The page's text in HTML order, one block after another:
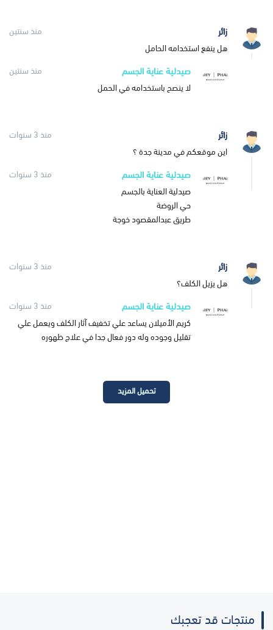
زائر
منذ سنتين
هل ينفع استخدامه الحامل
صيدلية عناية الجسم
منذ سنتين
لا ينصح باستخدامه في الحمل
زائر
منذ 3 سنوات
اين موقعكم في مدينة جدة ؟
صيدلية عناية الجسم
منذ 3 سنوات
صيدلية العناية بالجسم
حي الروضة
طريق عبدالمقصود خوجة
زائر
منذ 3 سنوات
هل يزيل الكلف؟
صيدلية عناية الجسم
منذ 3 سنوات
كريم الأميلان يساعد علي تخفيف آثار الكلف ويعمل علي
تقليل وجوده وله دور فعال جدا في علاج ظهوره
تحميل المزيد
منتجات قد تعجبك